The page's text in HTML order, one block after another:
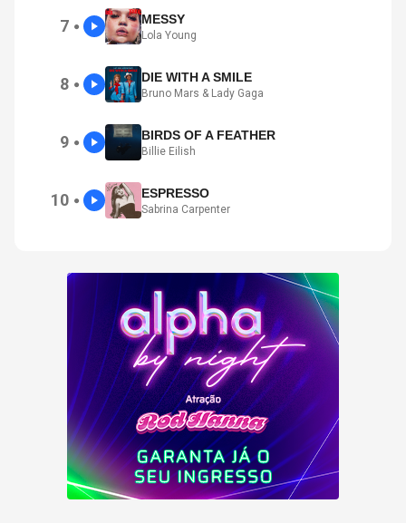
7 ● MESSY
Lola Young
8 ● DIE WITH A SMILE
Bruno Mars & Lady Gaga
9 ● BIRDS OF A FEATHER
Billie Eilish
10 ● ESPRESSO
Sabrina Carpenter